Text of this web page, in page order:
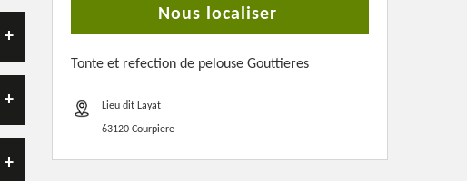
Nous localiser
Tonte et refection de pelouse Gouttieres
Lieu dit Layat
63120 Courpiere